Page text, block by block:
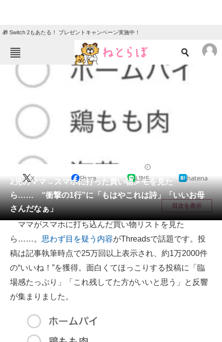
🎁 Switch 2もあたる！ プレゼントキャンペーン実施中！
ねとらぼメニュー
地域
会員記事
メディア
注目記事を集めた総合ページ
ITの今と未来を見通す
スマホと通信の最新トレンド
進化するPCとデバイスの未来
ビジネスと働き方のヒント
2児のママ→スマホに打った買い物メモを見た
ら…… “衝撃の1行”に「もはやこれは詩」「いいお母
さんだなぁ」
X Share LINE hatena
目次を表示
ママがスマホに打ち込んだ買い物リストを見た
ら……。 思わず目を疑う内容がThreadsで話題です。投
稿は記事執筆時点で25万回以上表示され、約1万2000件
の“いいね！”を獲得。面白くてほっこりする投稿に「臨
場感たっぷり」「これ残してた方がいいと思う」と反響
が集まりました。